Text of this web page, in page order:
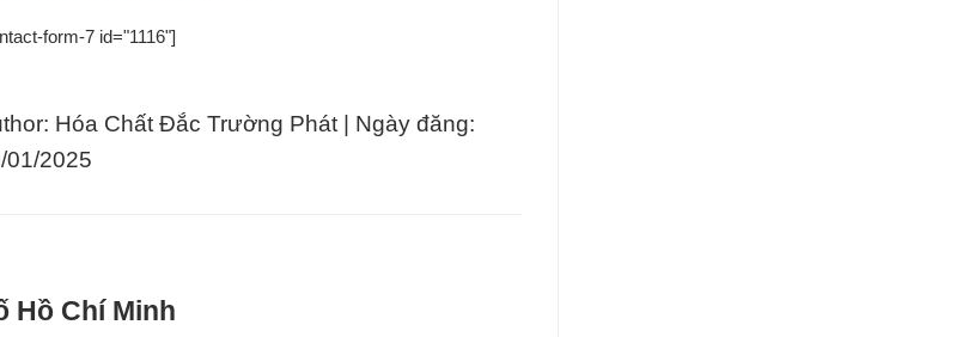
form-7 id="1116"]
Hóa Chất Đắc Trường Phát | Ngày đăng:
01/2025
Hồ Chí Minh